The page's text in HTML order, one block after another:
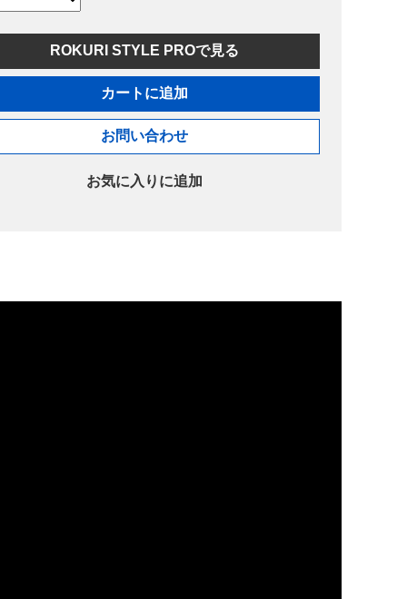
ROKURI STYLE PROで見る
カートに追加
お問い合わせ
お気に入りに追加